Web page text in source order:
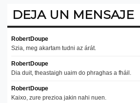
DEJA UN MENSAJE